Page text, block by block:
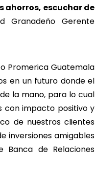
ahorros, escuchar de
Granadeño Gerente
Promerica Guatemala
en un futuro donde el
la mano, para lo cual
con impacto positivo y
de nuestros clientes
inversiones amigables
Banca de Relaciones